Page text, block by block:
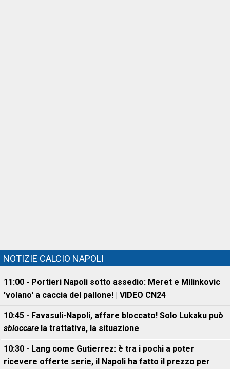
NOTIZIE CALCIO NAPOLI
11:00 - Portieri Napoli sotto assedio: Meret e Milinkovic
'volano' a caccia del pallone! | VIDEO CN24
10:45 - Favasuli-Napoli, affare bloccato! Solo Lukaku può
sbloccare la trattativa, la situazione
10:30 - Lang come Gutierrez: è tra i pochi a poter
ricevere offerte serie, il Napoli ha fatto il prezzo per